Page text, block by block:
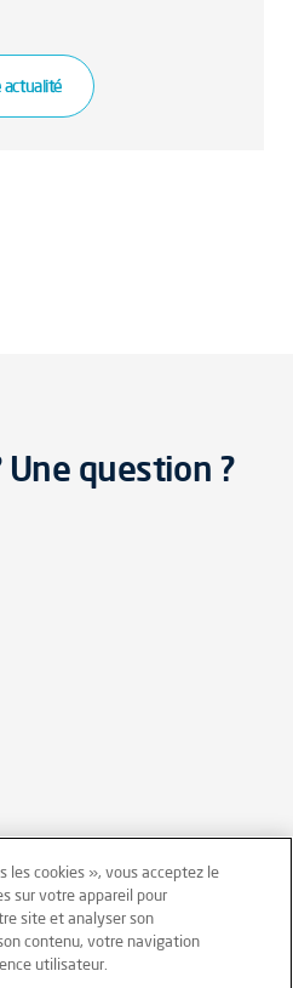
Une question ?
Conditions générales
les cookies », vous acceptez le
sur votre appareil pour
site et analyser son
contenu, votre navigation
utilisateur.